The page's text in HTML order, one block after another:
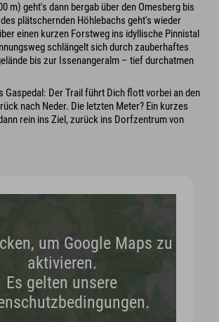
m) geht's dann bergab über den Omesberg bis
plätschernden Höhlebachs geht's wieder
einen kurzen Forstweg ins idyllische Pinnistal
schlängelt sich durch zauberhaftes
bis zur Issenangeralm – tief durchatmen
Gaspedal: Der Trail führt Dich flott vorbei an den
nach Neder. Die letzten Meter? Ein kurzes
rein ins Ziel, zurück ins Dorfzentrum von
um Google Maps zu
aktivieren.
Es gelten unsere